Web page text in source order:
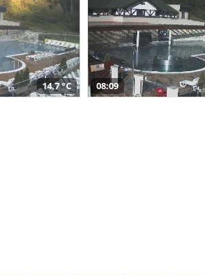
14,7 °C 08:09